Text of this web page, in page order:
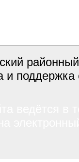
и поддержка